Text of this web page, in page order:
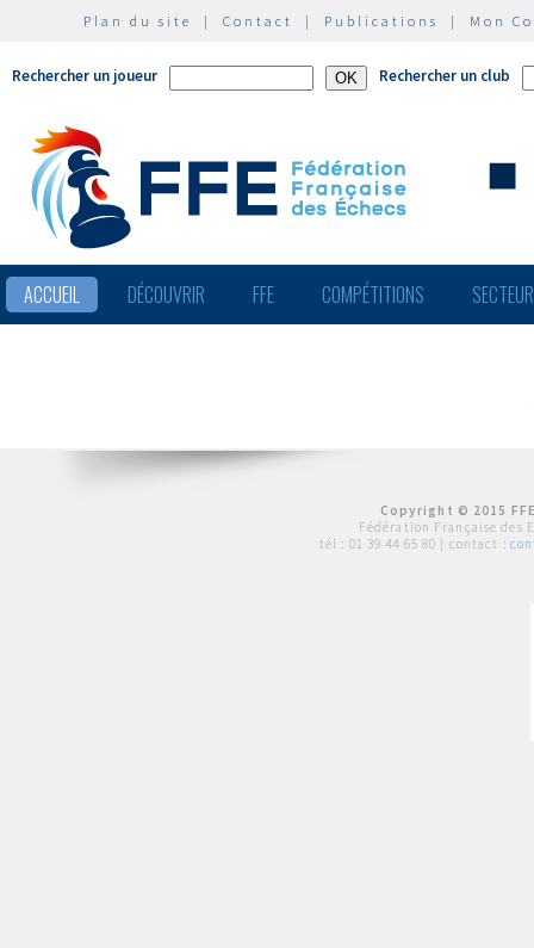
Plan du site | Contact | Publications | Mon
Rechercher un joueur Rechercher un club
ACCUEIL DÉCOUVRIR FFE COMPÉTITIONS
Copyright © 2015
Fédération Française des
tél : 01 39 44 65 80 | contact :